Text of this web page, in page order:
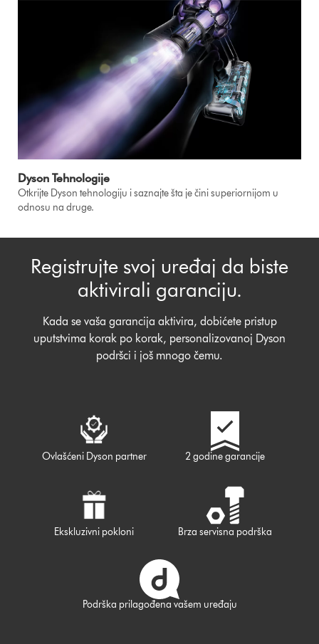
Dyson Tehnologije
Otkrijte Dyson tehnologiju i saznajte šta je čini superiornijom u
odnosu na druge.
Registrujte svoj uređaj da biste
aktivirali garanciju.
Kada se vaša garancija aktivira, dobićete pristup
uputstvima korak po korak, personalizovanoj Dyson
podršci i još mnogo čemu.
Ovlašćeni Dyson partner 2 godine garancije
Ekskluzivni pokloni Brza servisna podrška
Podrška prilagođena vašem uređaju